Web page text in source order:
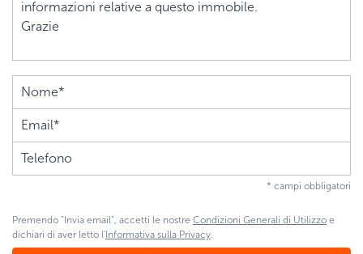
* campi obbligatori
Premendo "Invia email", accetti le nostre Condizioni Generali di Utilizzo e
dichiari di aver letto l'Informativa sulla Privacy